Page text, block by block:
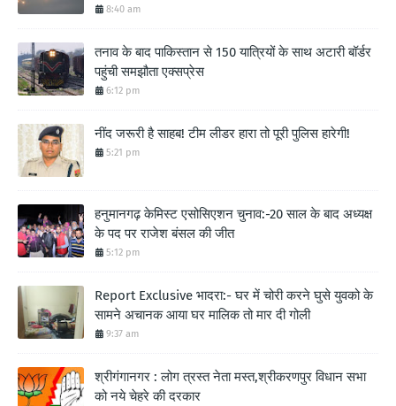
8:40 am
तनाव के बाद पाकिस्तान से 150 यात्रियों के साथ अटारी बॉर्डर
पहुंची समझौता एक्सप्रेस
6:12 pm
नींद जरूरी है साहब! टीम लीडर हारा तो पूरी पुलिस हारेगी!
5:21 pm
हनुमानगढ़ केमिस्ट एसोसिएशन चुनाव:-20 साल के बाद अध्यक्ष
के पद पर राजेश बंसल की जीत
5:12 pm
Report Exclusive भादरा:- घर में चोरी करने घुसे युवको के
सामने अचानक आया घर मालिक तो मार दी गोली
9:37 am
श्रीगंगानगर : लोग त्रस्त नेता मस्त,श्रीकरणपुर विधान सभा
को नये चेहरे की दरकार